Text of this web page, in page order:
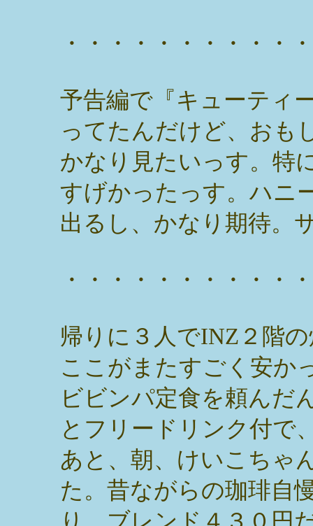
・・・・・・・・・・
予告編で『キューティ
ってたんだけど、おも
かなり見たいっす。特
すげかったっす。ハニ
出るし、かなり期待。
・・・・・・・・・・
帰りに３人でINZ２階
ここがまたすごく安か
ビビンパ定食を頼んだ
とフリードリンク付で
あと、朝、けいこちゃ
た。昔ながらの珈琲自